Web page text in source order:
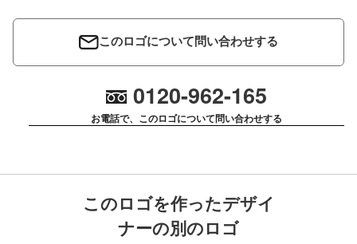
このロゴについて問い合わせする
0120-962-165
お電話で、このロゴについて問い合わせする
このロゴを作ったデザイ
ナーの別のロゴ